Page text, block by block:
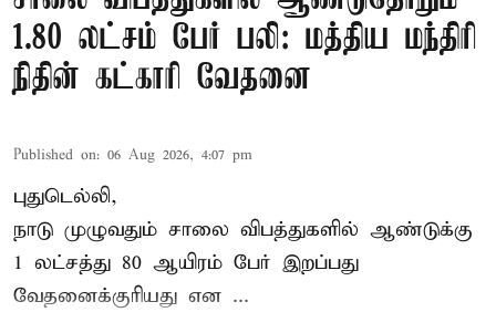
1.80 லட்சம் பேர் பலி: மத்திய மந்திரி
நிதின் கட்காரி வேதனை
Published on: 06 Aug 2026, 4:07 pm
புதுடெல்லி,
நாடு முழுவதும் சாலை விபத்துகளில் ஆண்டுக்கு
1 லட்சத்து 80 ஆயிரம் பேர் இறப்பது
வேதனைக்குரியது என ...